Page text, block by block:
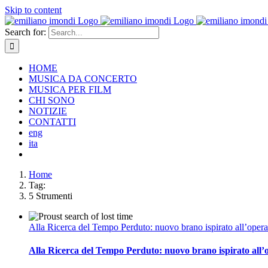
Skip to content
Search for:
HOME
MUSICA DA CONCERTO
MUSICA PER FILM
CHI SONO
NOTIZIE
CONTATTI
eng
ita
Home
Tag:
5 Strumenti
Alla Ricerca del Tempo Perduto: nuovo brano ispirato
Alla Ricerca del Tempo Perduto: nuovo brano ispirato